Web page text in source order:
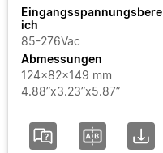
Eingangsspannungsbere
ich
85-276Vac
Abmessungen
124x82x149 mm
4.88”x3.23”x5.87”